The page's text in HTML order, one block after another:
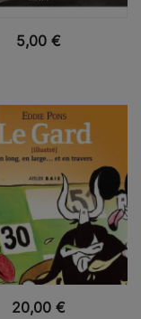
VUE RAPIDE
5,00 €
VUE RAPIDE
20,00 €